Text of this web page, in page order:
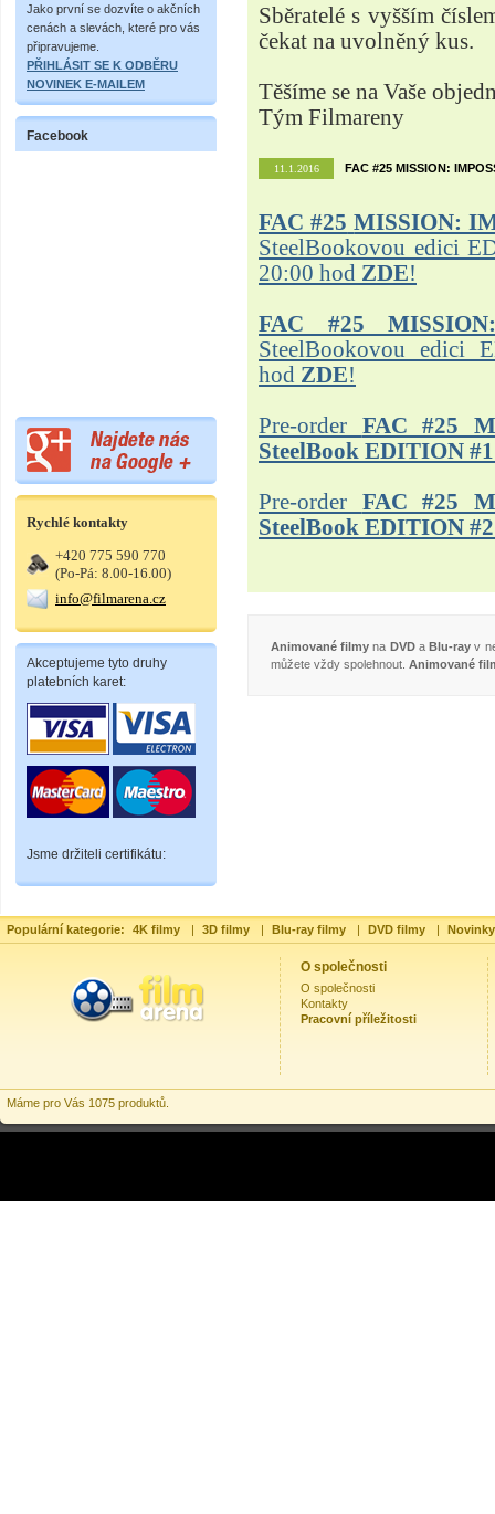
Jako první se dozvíte o akčních
cenách a slevách, které pro vás
připravujeme.
PŘIHLÁSIT SE K ODBĚRU
NOVINEK E-MAILEM
Facebook
Rychlé kontakty
+420 775 590 770
(Po-Pá: 8.00-16.00)
info@filmarena.cz
Akceptujeme tyto druhy
platebních karet:
Jsme držiteli certifikátu:
Sběratelé s vyšším
čekat na uvolněný kus.
Těšíme se na Vaše
Tým Filmareny
11.1.2016 FAC #25 MISSION:
FAC #25 MISSION:
SteelBookovou edici
20:00 hod ZDE!
FAC #25
SteelBookovou edici
hod ZDE!
Pre-order FAC #25
SteelBook EDITION #1
Pre-order FAC #25
SteelBook EDITION #2
Animované filmy na DVDaBlu-ray v
můžete vždy spolehnout. Animované
Populární kategorie: 4K filmy | 3D filmy | Blu-ray filmy | DVD filmy |
O společnosti
O společnosti
Kontakty
Pracovní příležitosti
Máme pro Vás 1075 produktů.